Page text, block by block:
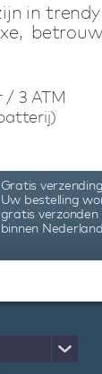
in
Miyota
is.
zeer
en 2
3 ATM
Gratis verzending
Uw bestelling
gratis verzonden
binnen